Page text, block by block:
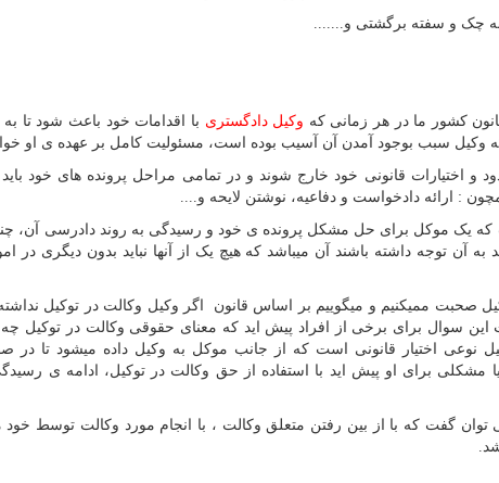
کشور ما در هر زمانی که وکیل دادگستری با اقدامات خود باعث شود تا
سبب بوجود آمدن آن آسیب بوده است، مسئولیت کامل بر عهده ی او
و اختیارات قانونی خود خارج شوند و در تمامی مراحل پرونده های خود
: ارائه دادخواست و دفاعیه، نوشتن لایحه و....
یک موکل برای حل مشکل پرونده ی خود و رسیدگی به روند دادرسی آن،
آن توجه داشته باشند آن میباشد که هیچ یک از آنها نباید بدون دیگری در
صحبت ممیکنیم و میگوییم بر اساس قانون اگر وکیل وکالت در توکیل نداشته
این سوال برای برخی از افراد پیش اید که معنای حقوقی وکالت در توکیل
اختیار قانونی است که از جانب موکل به وکیل داده میشود تا در
مشکلی برای او پیش اید با استفاده از حق وکالت در توکیل، ادامه ی
توان گفت که با از بین رفتن متعلق وکالت ، با انجام مورد وکالت توسط